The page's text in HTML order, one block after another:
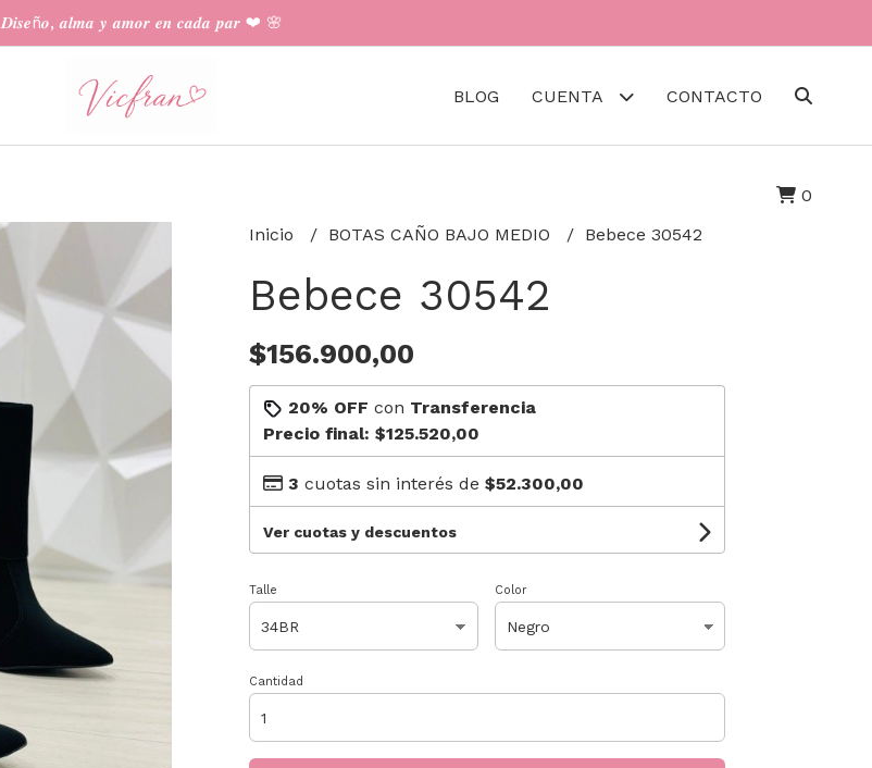
𝑫𝒊𝒔𝒆ñ𝒐, 𝒂𝒍𝒎𝒂 𝒚 𝒂𝒎𝒐𝒓 𝒆𝒏 𝒄𝒂𝒅𝒂 𝒑𝒂𝒓 ❤︎ 🌸
BLOG CUENTA CONTACTO
0
Inicio BOTAS CAÑO BAJO MEDIO Bebece 30542
Bebece 30542
$156.900,00
20% OFF con Transferencia
Precio final: $125.520,00
3 cuotas sin interés de $52.300,00
Ver cuotas y descuentos
Talle Color
Cantidad